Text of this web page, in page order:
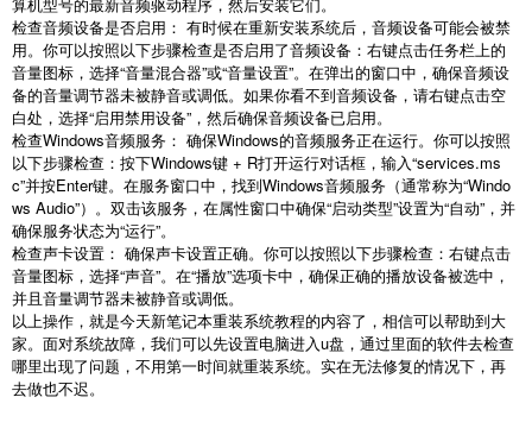
检查音频设备是否启用： 有时候在重新安装系统后，音频设备可能会被禁
用。你可以按照以下步骤检查是否启用了音频设备：右键点击任务栏上的
音量图标，选择“音量混合器”或“音量设置”。在弹出的窗口中，确保音频设
备的音量调节器未被静音或调低。如果你看不到音频设备，请右键点击空
白处，选择“启用禁用设备” ，然后确保音频设备已启用。
检查Windows音频服务： 确保Windows的音频服务正在运行。你可以按照
以下步骤检查：按下Windows键 + R打开运行对话框，输入“services.ms
c”并按Enter键。在服务窗口中，找到Windows音频服务（通常称为“Windo
ws Audio”）。双击该服务，在属性窗口中确保“启动类型”设置为“自动” ，并
确保服务状态为“运行”。
检查声卡设置： 确保声卡设置正确。你可以按照以下步骤检查：右键点击
音量图标，选择“声音”。在“播放”选项卡中，确保正确的播放设备被选中，
并且音量调节器未被静音或调低。
以上操作，就是今天新笔记本重装系统教程的内容了，相信可以帮助到大
家。面对系统故障，我们可以先设置电脑进入u盘，通过里面的软件去检查
哪里出现了问题，不用第一时间就重装系统。实在无法修复的情况下，再
去做也不迟。